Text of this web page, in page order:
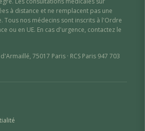
à distance et ne remplacent pas une
Tous nos médecins sont inscrits à l'Ordre
ou en UE. En cas d'urgence, contactez le
75017 Paris · RCS Paris 947 703